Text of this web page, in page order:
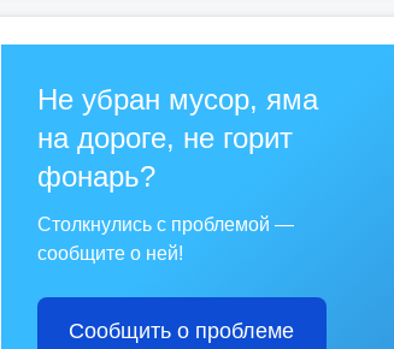
Не убран мусор, яма
на дороге, не горит
фонарь?
Столкнулись с проблемой —
сообщите о ней!
Сообщить о проблеме